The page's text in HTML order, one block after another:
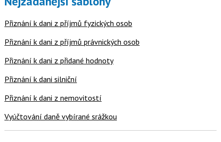
Přiznání k dani z příjmů fyzických osob
Přiznání k dani z příjmů právnických osob
Přiznání k dani z přidané hodnoty
Přiznání k dani silniční
Přiznání k dani z nemovitostí
Vyúčtování daně vybírané srážkou